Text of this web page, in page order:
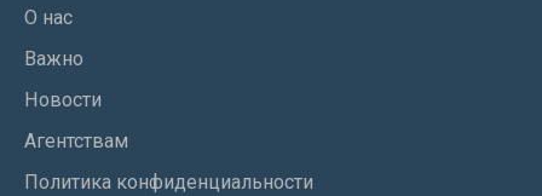
О нас
Важно
Новости
Агентствам
Политика конфиденциальности